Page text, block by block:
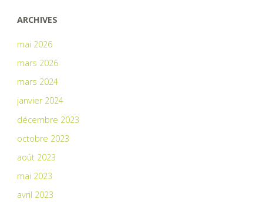
ARCHIVES
mai 2026
mars 2026
mars 2024
janvier 2024
décembre 2023
octobre 2023
août 2023
mai 2023
avril 2023